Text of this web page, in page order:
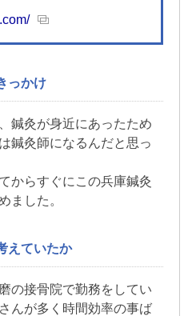
っかけ
鍼灸が身近にあったため
鍼灸師になるんだと思っ
からすぐにこの兵庫鍼灸
ました。
えていたか
の接骨院で勤務をしてい
んが多く時間効率の事ば